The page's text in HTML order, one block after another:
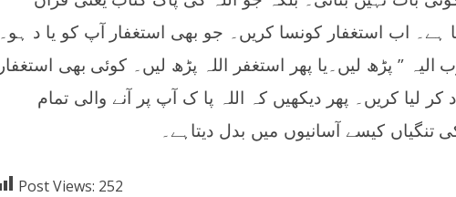
ہے۔ اب استغفار کونسا کریں۔ جو بھی استغفار آپ کو یا د ہو۔
” پڑھ لیں۔یا پھر استغفر اللہ پڑھ لیں۔ کوئی بھی استغفار
لیا کریں۔ پھر دیکھیں کہ اللہ پا ک آپ پر آنے والی تمام
تنگیاں کیسے آسانیوں میں بدل دیتاہے۔
Post Views: 252